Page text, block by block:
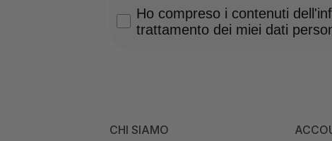
Privacy Policy
Ho compreso i contenuti
trattamento dei miei dati
CHI SIAMO